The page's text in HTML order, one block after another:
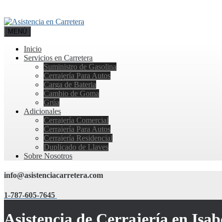
MENÚ
Inicio
Servicios en Carretera
Suministro de Gasolina
Cerrajería Para Autos
Carga de Bateria
Cambio de Goma
Grúa
Adicionales
Cerrajería Comercial
Cerrajería Para Autos
Cerrajería Residencial
Duplicado de Llaves
Sobre Nosotros
info@asistenciacarretera.com
1-787-605-7645